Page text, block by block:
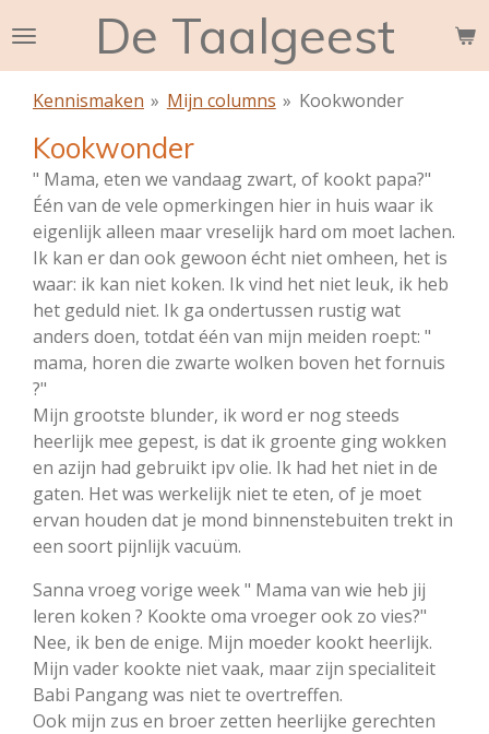
direct
naar
De Taalgeest
Kennismaken » Mijn columns » Kookwonder
Kookwonder
" Mama, eten we vandaag zwart, of kookt papa?"
Één van de vele opmerkingen hier in huis waar ik
eigenlijk alleen maar vreselijk hard om moet lachen.
Ik kan er dan ook gewoon écht niet omheen, het is
waar: ik kan niet koken. Ik vind het niet leuk, ik heb
het geduld niet. Ik ga ondertussen rustig wat
anders doen, totdat één van mijn meiden roept: "
mama, horen die zwarte wolken boven het fornuis
?"
Mijn grootste blunder, ik word er nog steeds
heerlijk mee gepest, is dat ik groente ging wokken
en azijn had gebruikt ipv olie. Ik had het niet in de
gaten. Het was werkelijk niet te eten, of je moet
ervan houden dat je mond binnenstebuiten trekt in
een soort pijnlijk vacuüm.
Sanna vroeg vorige week " Mama van wie heb jij
leren koken ? Kookte oma vroeger ook zo vies?"
Nee, ik ben de enige. Mijn moeder kookt heerlijk.
Mijn vader kookte niet vaak, maar zijn specialiteit
Babi Pangang was niet te overtreffen.
Ook mijn zus en broer zetten heerlijke gerechten